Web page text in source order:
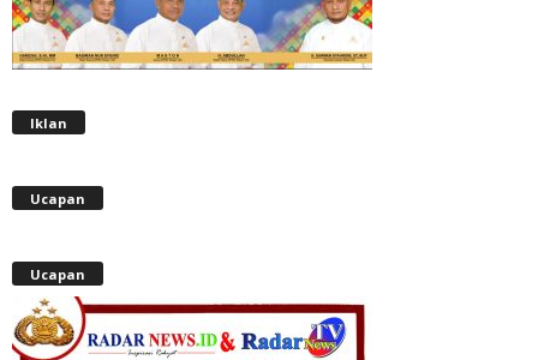
Iklan
Ucapan
Ucapan